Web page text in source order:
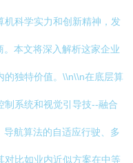
机科学实力和创新精神，发
本文将深入解析这家企业
的独特价值。\\n\\n在底层算
制系统和视觉引导技--融合
航算法的自适应行驶、多
对比如业内近似方案在中等